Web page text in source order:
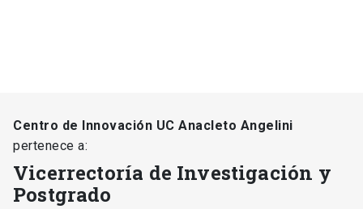
Centro de Innovación UC Anacleto Angelini
pertenece a:
Vicerrectoría de Investigación y
Postgrado